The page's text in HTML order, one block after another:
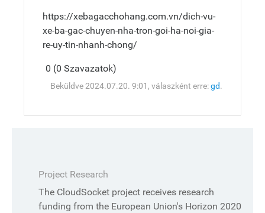
https://xebagacchohang.com.vn/dich-vu-
xe-ba-gac-chuyen-nha-tron-goi-ha-noi-gia-
re-uy-tin-nhanh-chong/
0 (0 Szavazatok)
küldése
Beküldve 2024.07.20. 9:01, válaszként erre:gd.
Project Research
The CloudSocket project receives research
funding from the European Union's Horizon 2020